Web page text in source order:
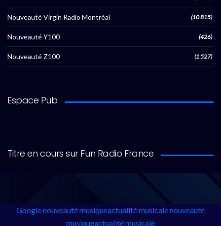
Nouveauté Virgin Radio Montréal (10 815)
Nouveauté Y100 (426)
Nouveauté Z100 (1 527)
Espace Pub
Titre en cours sur Fun Radio France
Googlenouveauté musiqueactualité musicalenouveauté
musiqueactualité musicale